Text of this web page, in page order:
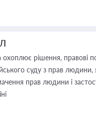
охоплює рішення, правові
суду з прав людини,
прав людини і